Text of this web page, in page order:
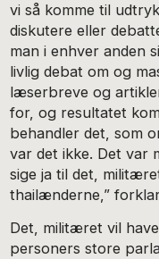
vi så komme til
diskutere eller
man i enhver anden
livlig debat om og
læserbreve og
for, og resultatet
behandler det, som
var det ikke. Det var
sige ja til det,
thailænderne,”
Det, militæret vil
personers store